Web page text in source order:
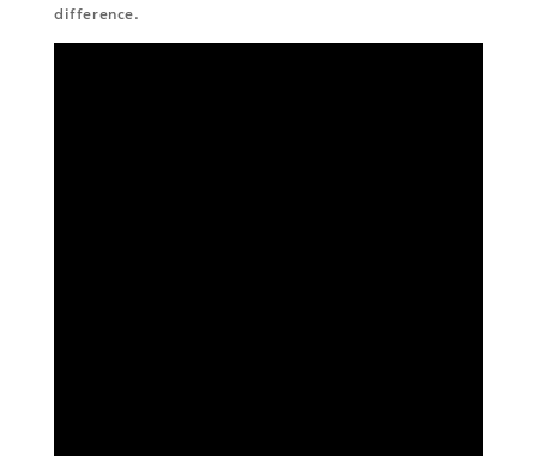
difference.